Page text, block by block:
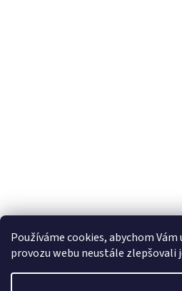
Používáme cookies, abychom
provozu webu neustále